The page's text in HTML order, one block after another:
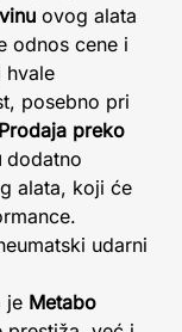
ovog alata
odnos cene i
hvale
posebno pri
Prodaja preko
dodatno
alata, koji će
udarni
je Metabo